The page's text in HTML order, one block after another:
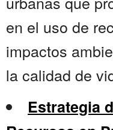
en el uso de
impactos
la calidad de
Estrategia